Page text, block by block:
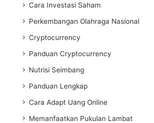
Cara Investasi Saham
Perkembangan Olahraga Nasional
Cryptocurrency
Panduan Cryptocurrency
Nutrisi Seimbang
Panduan Lengkap
Cara Adapt Uang Online
Memanfaatkan Pukulan Lambat